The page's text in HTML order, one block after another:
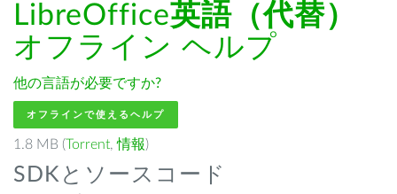
LibreOffice英語（代替）
オフライン ヘルプ
他の言語が必要ですか?
オフラインで使えるヘルプ
1.8 MB (Torrent,情報)
SDKとソースコード